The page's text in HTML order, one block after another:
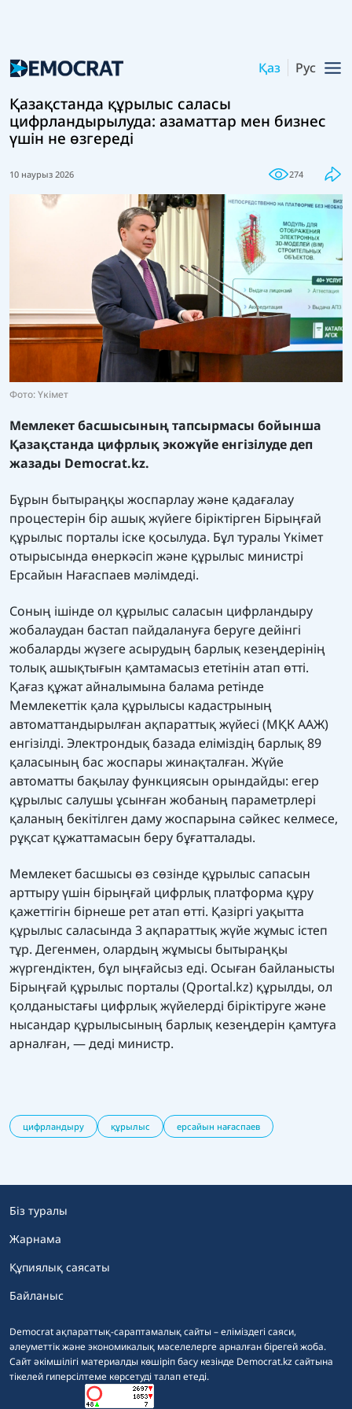
Қаз Рус
Қазақстанда құрылыс саласы
цифрландырылуда: азаматтар мен бизнес
үшін не өзгереді
10 наурыз 2026 274
Фото: Үкімет
Мемлекет басшысының тапсырмасы бойынша
Қазақстанда цифрлық экожүйе енгізілуде деп
жазады Democrat.kz.
Бұрын бытыраңқы жоспарлау және қадағалау
процестерін бір ашық жүйеге біріктірген Бірыңғай
құрылыс порталы іске қосылуда. Бұл туралы Үкімет
отырысында өнеркәсіп және құрылыс министрі
Ерсайын Нағаспаев мәлімдеді.
Соның ішінде ол құрылыс саласын цифрландыру
жобалаудан бастап пайдалануға беруге дейінгі
жобаларды жүзеге асырудың барлық кезеңдерінің
толық ашықтығын қамтамасыз ететінін атап өтті.
Қағаз құжат айналымына балама ретінде
Мемлекеттік қала құрылысы кадастрының
автоматтандырылған ақпараттық жүйесі (МҚК ААЖ)
енгізілді. Электрондық базада еліміздің барлық 89
қаласының бас жоспары жинақталған. Жүйе
автоматты бақылау функциясын орындайды: егер
құрылыс салушы ұсынған жобаның параметрлері
қаланың бекітілген даму жоспарына сәйкес келмесе,
рұқсат құжаттамасын беру бұғатталады.
Мемлекет басшысы өз сөзінде құрылыс сапасын
арттыру үшін бірыңғай цифрлық платформа құру
қажеттігін бірнеше рет атап өтті. Қазіргі уақытта
құрылыс саласында 3 ақпараттық жүйе жұмыс істеп
тұр. Дегенмен, олардың жұмысы бытыраңқы
жүргендіктен, бұл ыңғайсыз еді. Осыған байланысты
Бірыңғай құрылыс порталы (Qportal.kz) құрылды, ол
қолданыстағы цифрлық жүйелерді біріктіруге және
нысандар құрылысының барлық кезеңдерін қамтуға
арналған, — деді министр.
цифрландыру құрылыс ерсайын нағаспаев
Democrat ақпараттық-сараптамалық сайты – еліміздегі саяси,
әлеуметтік және экономикалық мәселелерге арналған бірегей жоба.
Сайт әкімшілігі материалды көшіріп басу кезінде Democrat.kz сайтына
тікелей гиперсілтеме көрсетуді талап етеді.
Біз туралы
Жарнама
Құпиялық саясаты
Байланыс